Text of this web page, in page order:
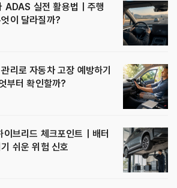
ADAS 실전 활용법｜주행
이 달라질까?
리로 자동차 고장 예방하기
부터 확인할까?
이브리드 체크포인트｜배터
쉬운 위험 신호